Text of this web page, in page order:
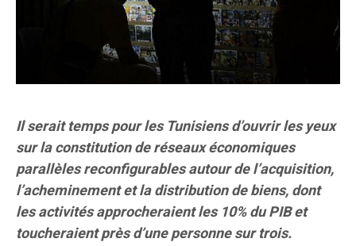
Il serait temps pour les Tunisiens d’ouvrir les yeux
sur la constitution de réseaux économiques
parallèles reconfigurables autour de l’acquisition,
l’acheminement et la distribution de biens, dont
les activités approcheraient les 10% du PIB et
toucheraient près d’une personne sur trois.